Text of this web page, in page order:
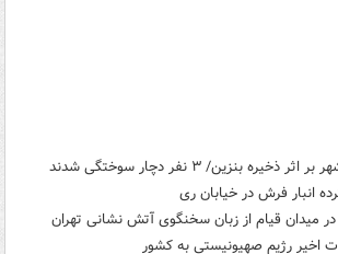
بنزین/ ۳ نفر دچار سوختگی شدند
انبار فرش در خیابان ری
میدان قیام از زبان سخنگوی آتش نشانی تهران
اخیر رژیم صهیونیستی به کشور